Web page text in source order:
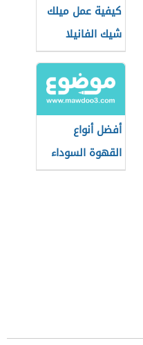
كيفية عمل ميلك
شيك الفانيلا
أفضل أنواع
القهوة السوداء